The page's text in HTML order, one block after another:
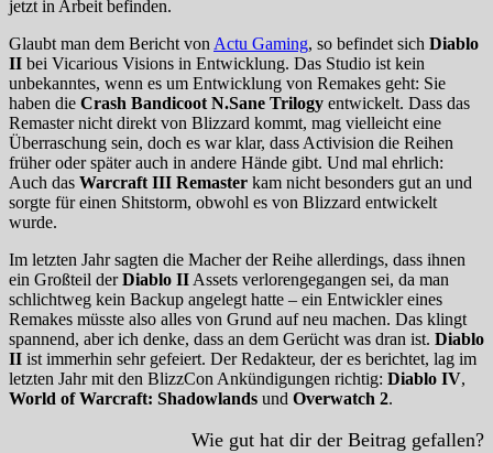
jetzt in Arbeit befinden.
Glaubt man dem Bericht von Actu Gaming, so befindet sich Diablo
II bei Vicarious Visions in Entwicklung. Das Studio ist kein
unbekanntes, wenn es um Entwicklung von Remakes geht: Sie
haben die Crash Bandicoot N.Sane Trilogy entwickelt. Dass das
Remaster nicht direkt von Blizzard kommt, mag vielleicht eine
Überraschung sein, doch es war klar, dass Activision die Reihen
früher oder später auch in andere Hände gibt. Und mal ehrlich:
Auch das Warcraft III Remaster kam nicht besonders gut an und
sorgte für einen Shitstorm, obwohl es von Blizzard entwickelt
wurde.
Im letzten Jahr sagten die Macher der Reihe allerdings, dass ihnen
ein Großteil derDiablo II Assets verlorengegangen sei, da man
schlichtweg kein Backup angelegt hatte – ein Entwickler eines
Remakes müsste also alles von Grund auf neu machen. Das klingt
spannend, aber ich denke, dass an dem Gerücht was dran ist. Diablo
II ist immerhin sehr gefeiert. Der Redakteur, der es berichtet, lag im
letzten Jahr mit den BlizzCon Ankündigungen richtig: Diablo IV,
World of Warcraft: Shadowlands und Overwatch 2.
Wie gut hat dir der Beitrag gefallen?